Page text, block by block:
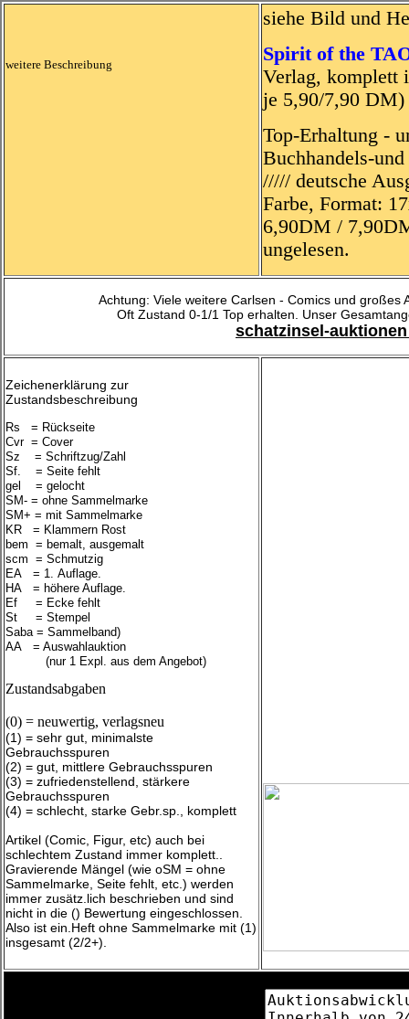
weitere Beschreibung
siehe Bild und
Spirit of the
Verlag, komplett
je 5,90/7,90 DM)
Top-Erhaltung -
Buchhandels-
///// deutsche
Farbe, Format:
6,90DM /
ungelesen.
Achtung: Viele weitere Carlsen - Comics und großes
Oft Zustand 0-1/1 Top erhalten. Unser
schatzinsel-
Zeichenerklärung zur
Zustandsbeschreibung
Rs = Rückseite
Cvr = Cover
Sz = Schriftzug/Zahl
Sf. = Seite fehlt
gel = gelocht
SM- = ohne Sammelmarke
SM+ = mit Sammelmarke
KR = Klammern Rost
bem = bemalt, ausgemalt
scm = Schmutzig
EA = 1. Auflage.
HA = höhere Auflage.
Ef = Ecke fehlt
St = Stempel
Saba = Sammelband)
AA = Auswahlauktion
(nur 1 Expl. aus dem Angebot)
Zustandsabgaben
(0) = neuwertig, verlagsneu
(1) = sehr gut, minimalste
Gebrauchsspuren
(2) = gut, mittlere Gebrauchsspuren
(3) = zufriedenstellend, stärkere
Gebrauchsspuren
(4) = schlecht, starke Gebr.sp., komplett
Artikel (Comic, Figur, etc) auch bei
schlechtem Zustand immer komplett..
Gravierende Mängel (wie oSM = ohne
Sammelmarke, Seite fehlt, etc.) werden
immer zusätz.lich beschrieben und sind
nicht in die () Bewertung eingeschlossen.
Also ist ein.Heft ohne Sammelmarke mit (1)
insgesamt (2/2+).